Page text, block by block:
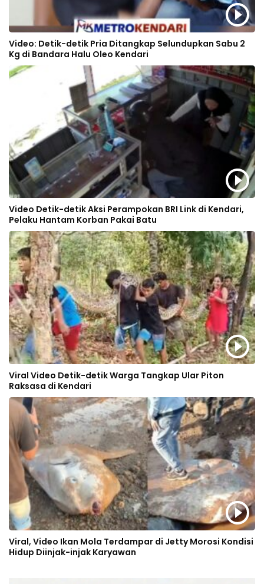
Video: Detik-detik Pria Ditangkap Selundupkan Sabu 2
Kg di Bandara Halu Oleo Kendari
Video Detik-detik Aksi Perampokan BRI Link di Kendari,
Pelaku Hantam Korban Pakai Batu
Viral Video Detik-detik Warga Tangkap Ular Piton
Raksasa di Kendari
Viral, Video Ikan Mola Terdampar di Jetty Morosi Kondisi
Hidup Diinjak-injak Karyawan